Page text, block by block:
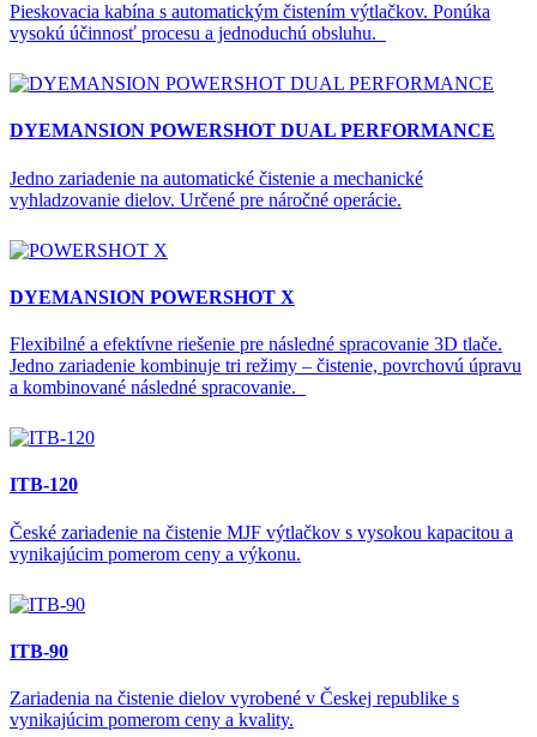
Pieskovacia kabína s automatickým čistením výtlačkov. Ponúka
vysokú účinnosť procesu a jednoduchú obsluhu.
DYEMANSION POWERSHOT DUAL PERFORMANCE
Jedno zariadenie na automatické čistenie a mechanické
vyhladzovanie dielov. Určené pre náročné operácie.
DYEMANSION POWERSHOT X
Flexibilné a efektívne riešenie pre následné spracovanie 3D tlače.
Jedno zariadenie kombinuje tri režimy – čistenie, povrchovú úpravu
a kombinované následné spracovanie.
ITB-120
České zariadenie na čistenie MJF výtlačkov s vysokou kapacitou a
vynikajúcim pomerom ceny a výkonu.
ITB-90
Zariadenia na čistenie dielov vyrobené v Českej republike s
vynikajúcim pomerom ceny a kvality.